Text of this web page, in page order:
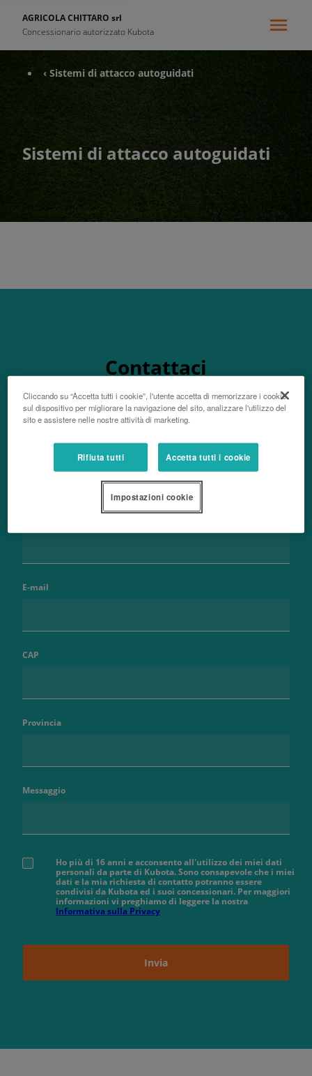
AGRICOLA CHITTARO srl
Concessionario autorizzato Kubota
‹ Sistemi di attacco autoguidati
Sistemi di attacco autoguidati
Contattaci
Nome e cognome
E-mail
CAP
Provincia
Messaggio
Ho più di 16 anni e acconsento all'utilizzo dei miei dati
personali da parte di Kubota. Sono consapevole che i miei
dati e la mia richiesta di contatto potranno essere
condivisi da Kubota ed i suoi concessionari. Per maggiori
informazioni vi preghiamo di leggere la nostra
Informativa sulla Privacy
Invia
Cliccando su “Accetta tutti i cookie”, l'utente accetta di memorizzare i cookie
sul dispositivo per migliorare la navigazione del sito, analizzare l'utilizzo del
sito e assistere nelle nostre attività di marketing.
Rifiuta tutti Accetta tutti i cookie
Impostazioni cookie